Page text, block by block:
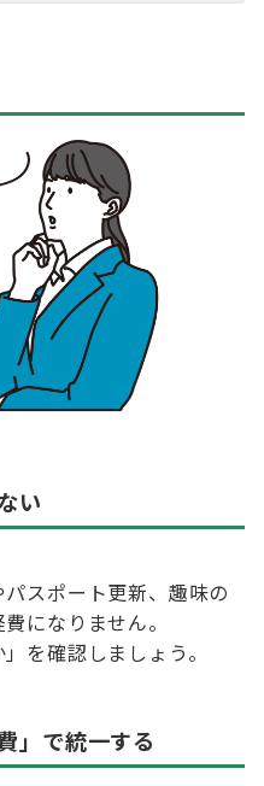
い
スポート更新、趣味の
になりません。
を確認しましょう。
」で統一する